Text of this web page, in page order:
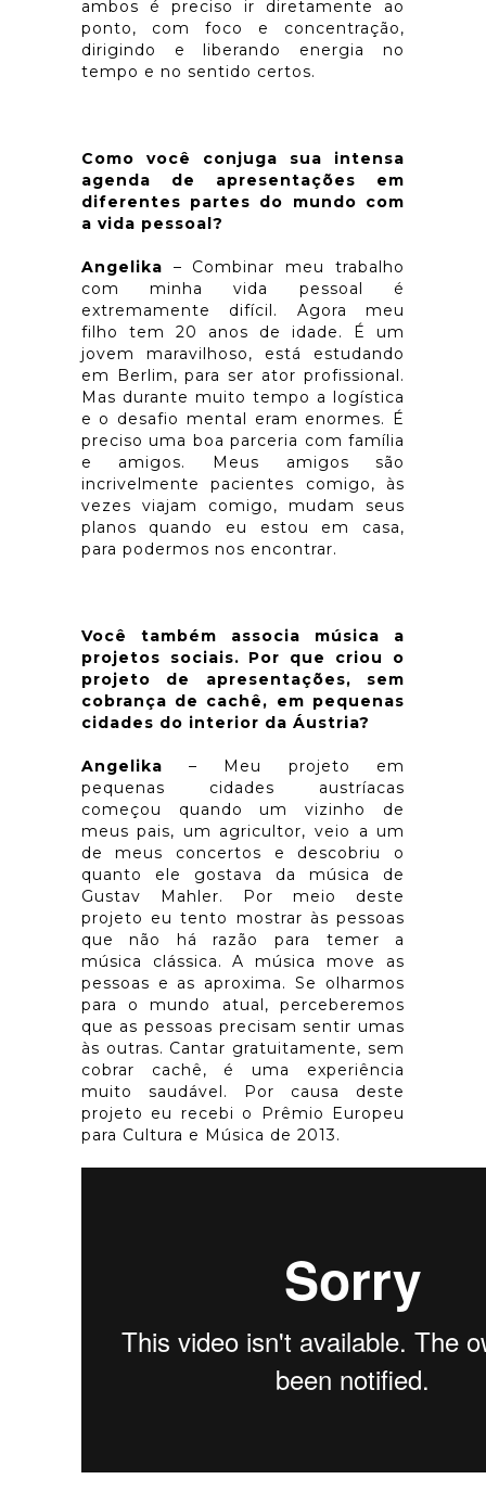
ambos é preciso ir diretamente ao
ponto, com foco e concentração,
dirigindo e liberando energia no
tempo e no sentido certos.
Como você conjuga sua intensa
agenda de apresentações em
diferentes partes do mundo com
a vida pessoal?
Angelika – Combinar meu trabalho
com minha vida pessoal é
extremamente difícil. Agora meu
filho tem 20 anos de idade. É um
jovem maravilhoso, está estudando
em Berlim, para ser ator profissional.
Mas durante muito tempo a logística
e o desafio mental eram enormes. É
preciso uma boa parceria com família
e amigos. Meus amigos são
incrivelmente pacientes comigo, às
vezes viajam comigo, mudam seus
planos quando eu estou em casa,
para podermos nos encontrar.
Você também associa música a
projetos sociais. Por que criou o
projeto de apresentações, sem
cobrança de cachê, em pequenas
cidades do interior da Áustria?
Angelika – Meu projeto em
pequenas cidades austríacas
começou quando um vizinho de
meus pais, um agricultor, veio a um
de meus concertos e descobriu o
quanto ele gostava da música de
Gustav Mahler. Por meio deste
projeto eu tento mostrar às pessoas
que não há razão para temer a
música clássica. A música move as
pessoas e as aproxima. Se olharmos
para o mundo atual, perceberemos
que as pessoas precisam sentir umas
às outras. Cantar gratuitamente, sem
cobrar cachê, é uma experiência
muito saudável. Por causa deste
projeto eu recebi o Prêmio Europeu
para Cultura e Música de 2013.